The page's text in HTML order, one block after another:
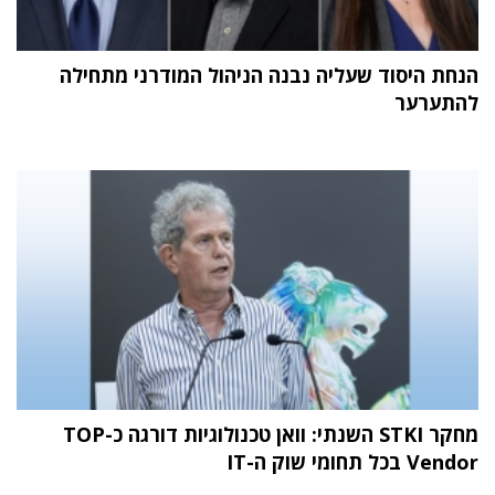
הנחת היסוד שעליה נבנה הניהול המודרני מתחילה
להתערער
מחקר STKI השנתי: וואן טכנולוגיות דורגה כ-TOP
Vendor בכל תחומי שוק ה-IT